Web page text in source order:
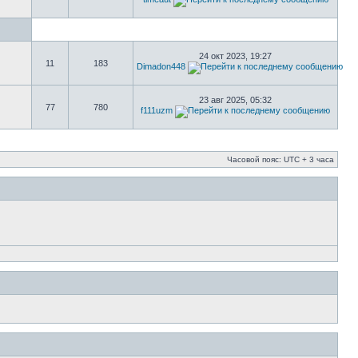
11 183
24 окт 2023, 19:27
Dimadon448
77 780
23 авг 2025, 05:32
f111uzm
Часовой пояс: UTC + 3 часа